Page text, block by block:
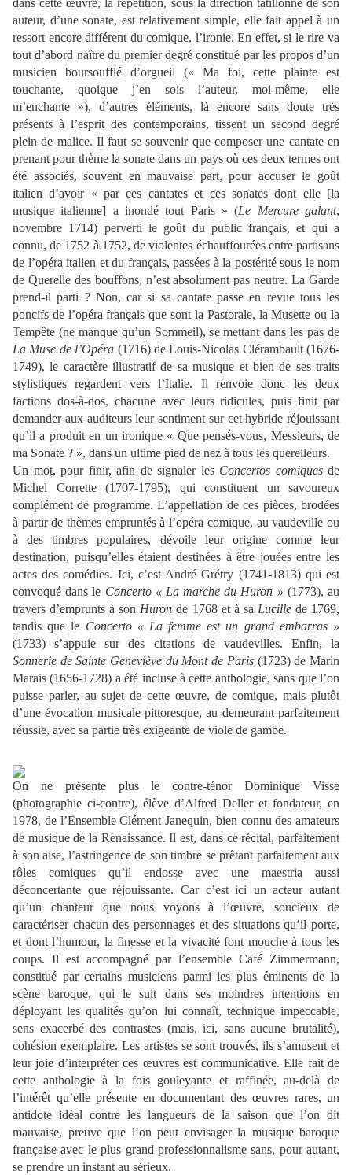
dans cette œuvre, la répétition, sous la direction tatillonne de son
auteur, d’une sonate, est relativement simple, elle fait appel à un
ressort encore différent du comique, l’ironie. En effet, si le rire va
tout d’abord naître du premier degré constitué par les propos d’un
musicien boursoufflé d’orgueil (« Ma foi, cette plainte est
touchante, quoique j’en sois l’auteur, moi-même, elle
m’enchante »), d’autres éléments, là encore sans doute très
présents à l’esprit des contemporains, tissent un second degré
plein de malice. Il faut se souvenir que composer une cantate en
prenant pour thème la sonate dans un pays où ces deux termes ont
été associés, souvent en mauvaise part, pour accuser le goût
italien d’avoir « par ces cantates et ces sonates dont elle [la
musique italienne] a inondé tout Paris » (Le Mercure galant,
novembre 1714) perverti le goût du public français, et qui a
connu, de 1752 à 1752, de violentes échauffourées entre partisans
de l’opéra italien et du français, passées à la postérité sous le nom
de Querelle des bouffons, n’est absolument pas neutre. La Garde
prend-il parti ? Non, car si sa cantate passe en revue tous les
poncifs de l’opéra français que sont la Pastorale, la Musette ou la
Tempête (ne manque qu’un Sommeil), se mettant dans les pas de
La Muse de l’Opéra (1716) de Louis-Nicolas Clérambault (1676-
1749), le caractère illustratif de sa musique et bien de ses traits
stylistiques regardent vers l’Italie. Il renvoie donc les deux
factions dos-à-dos, chacune avec leurs ridicules, puis finit par
demander aux auditeurs leur sentiment sur cet hybride réjouissant
qu’il a produit en un ironique « Que pensés-vous, Messieurs, de
ma Sonate ? », dans un ultime pied de nez à tous les querelleurs.
Un mot, pour finir, afin de signaler les Concertos comiquesde
Michel Corrette (1707-1795), qui constituent un savoureux
complément de programme. L’appellation de ces pièces, brodées
à partir de thèmes empruntés à l’opéra comique, au vaudeville ou
à des timbres populaires, dévoile leur origine comme leur
destination, puisqu’elles étaient destinées à être jouées entre les
actes des comédies. Ici, c’est André Grétry (1741-1813) qui est
convoqué dans le Concerto « La marche du Huron » (1773), au
travers d’emprunts à son Huron de 1768 et à sa Lucillede 1769,
tandis que le Concerto « La femme est un grand embarras »
(1733) s’appuie sur des citations de vaudevilles. Enfin, la
Sonnerie de Sainte Geneviève du Mont de Paris(1723) de Marin
Marais (1656-1728) a été incluse à cette anthologie, sans que l’on
puisse parler, au sujet de cette œuvre, de comique, mais plutôt
d’une évocation musicale pittoresque, au demeurant parfaitement
réussie, avec sa partie très exigeante de viole de gambe.
On ne présente plus le contre-ténor Dominique Visse
(photographie ci-contre), élève d’Alfred Deller et fondateur, en
1978, de l’Ensemble Clément Janequin, bien connu des amateurs
de musique de la Renaissance. Il est, dans ce récital, parfaitement
à son aise, l’astringence de son timbre se prêtant parfaitement aux
rôles comiques qu’il endosse avec une maestria aussi
déconcertante que réjouissante. Car c’est ici un acteur autant
qu’un chanteur que nous voyons à l’œuvre, soucieux de
caractériser chacun des personnages et des situations qu’il porte,
et dont l’humour, la finesse et la vivacité font mouche à tous les
coups. Il est accompagné par l’ensemble Café Zimmermann,
constitué par certains musiciens parmi les plus éminents de la
scène baroque, qui le suit dans ses moindres intentions en
déployant les qualités qu’on lui connaît, technique impeccable,
sens exacerbé des contrastes (mais, ici, sans aucune brutalité),
cohésion exemplaire. Les artistes se sont trouvés, ils s’amusent et
leur joie d’interpréter ces œuvres est communicative. Elle fait de
cette anthologie à la fois gouleyante et raffinée, au-delà de
l’intérêt qu’elle présente en documentant des œuvres rares, un
antidote idéal contre les langueurs de la saison que l’on dit
mauvaise, preuve que l’on peut envisager la musique baroque
française avec le plus grand professionnalisme sans, pour autant,
se prendre un instant au sérieux.